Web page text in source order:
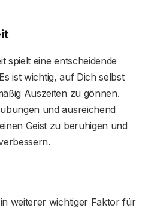
spielt eine entscheidende
ist wichtig, auf Dich selbst
Auszeiten zu gönnen.
und ausreichend
Geist zu beruhigen und
weiterer wichtiger Faktor für